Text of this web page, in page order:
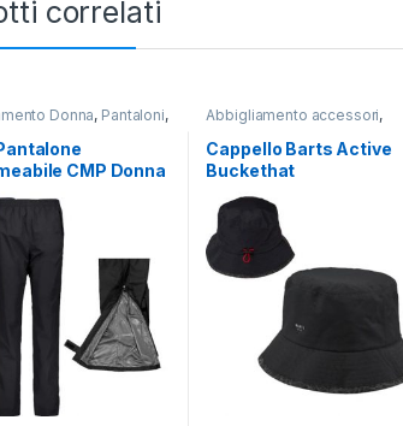
correlati
Donna, Pantaloni,
CMP Donna
Abbigliamento accessori,
TREKKING
Cappello Barts Active
Buckethat